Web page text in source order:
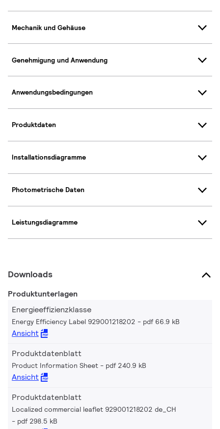
Mechanik und Gehäuse
Genehmigung und Anwendung
Anwendungsbedingungen
Produktdaten
Installationsdiagramme
Photometrische Daten
Leistungsdiagramme
Downloads
Produktunterlagen
Energieeffizienzklasse
Energy Efficiency Label 929001218202 pdf 66.9 kB
Ansicht
Produktdatenblatt
Product Information Sheet pdf 240.9 kB
Ansicht
Produktdatenblatt
Localized commercial leaflet 929001218202 de_CH
pdf 298.5 kB